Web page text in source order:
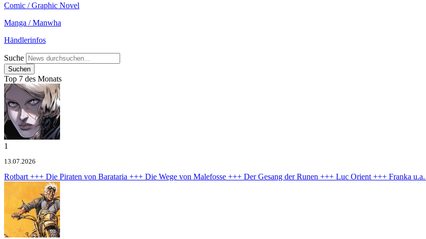
Comic / Graphic Novel
Manga / Manwha
Händlerinfos
Suche
Top 7 des Monats
1
13.07.2026
Rotbart +++ Die Piraten von Barataria +++ Die Wege von Malefosse +++ Der Gesang der Runen +++ Luc Orient +++ Franka u.a.